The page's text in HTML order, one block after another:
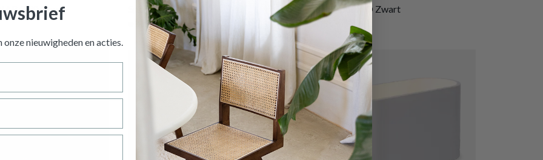
Ø30 Goud Spot BODI Wit
Op voorraad
Wandspot XIO Zwart
Op voorraad
nieuwigheden enacties.